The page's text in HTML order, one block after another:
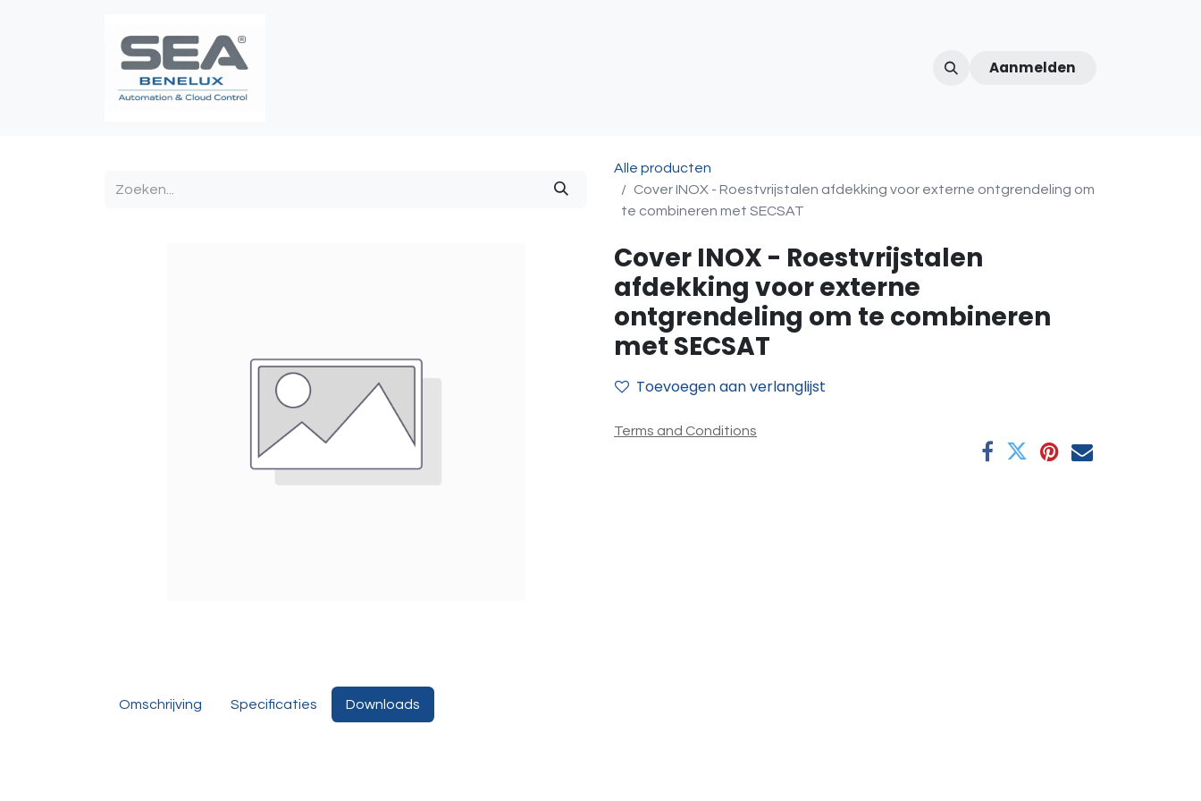
Over ons Afspraak
Aanmelden
Alle producten
Cover INOX - Roestvrijstalen afdekking voor externe ontgrendeling om
te combineren met SECSAT
Cover INOX - Roestvrijstalen
afdekking voor externe
ontgrendeling om te combineren
met SECSAT
Toevoegen aan verlanglijst
Terms and Conditions
Omschrijving Specificaties Downloads